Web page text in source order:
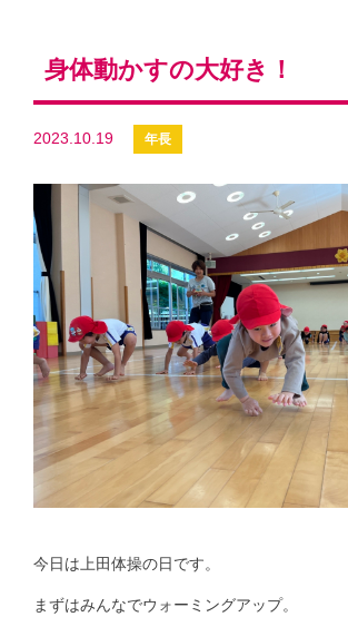
身体動かすの大好き！
2023.10.19
今日は上田体操の日です。
まずはみんなでウォーミングアップ。